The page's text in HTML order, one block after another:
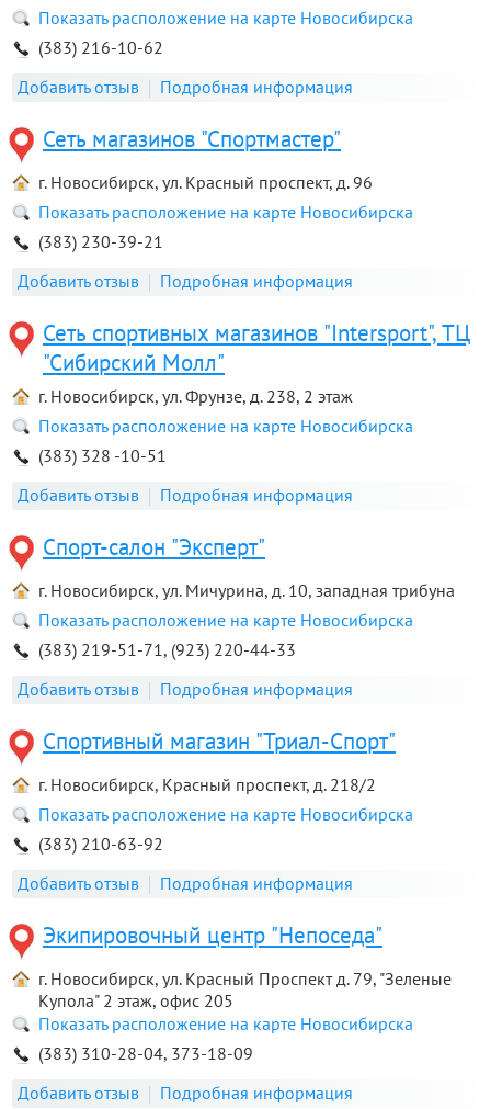
Показать расположение на карте Новосибирска
(383) 216-10-62
Добавить отзыв
Подробная информация
Сеть магазинов "Спортмастер"
г. Новосибирск, ул. Красный проспект, д. 96
Показать расположение на карте Новосибирска
(383) 230-39-21
Добавить отзыв
Подробная информация
Сеть спортивных магазинов "Intersport", ТЦ
"Сибирский Молл"
г. Новосибирск, ул. Фрунзе, д. 238, 2 этаж
Показать расположение на карте Новосибирска
(383) 328 -10-51
Добавить отзыв
Подробная информация
Спорт-салон "Эксперт"
г. Новосибирск, ул. Мичурина, д. 10, западная трибуна
Показать расположение на карте Новосибирска
(383) 219-51-71, (923) 220-44-33
Добавить отзыв
Подробная информация
Спортивный магазин "Триал-Спорт"
г. Новосибирск, Красный проспект, д. 218/2
Показать расположение на карте Новосибирска
(383) 210-63-92
Добавить отзыв
Подробная информация
Экипировочный центр "Непоседа"
г. Новосибирск, ул. Красный Проспект д. 79, "Зеленые
Купола" 2 этаж, офис 205
Показать расположение на карте Новосибирска
(383) 310-28-04, 373-18-09
Добавить отзыв
Подробная информация